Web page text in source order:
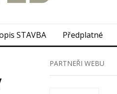
STAVBA Předplatné
PARTNEŘI WEBU